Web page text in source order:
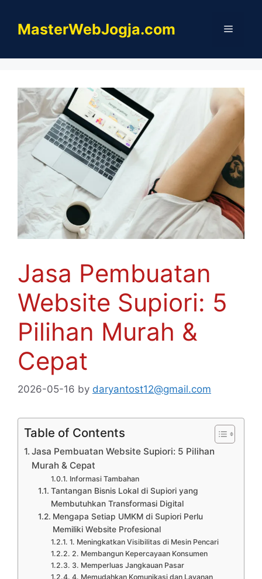
contentMasterWebJogja.com Menu
Jasa Pembuatan
Website Supiori: 5
Pilihan Murah &
Cepat
2026-05-16 by daryantost12@gmail.com
Table of Contents
Jasa Pembuatan Website Supiori: 5 Pilihan
Murah & Cepat
Informasi Tambahan
Tantangan Bisnis Lokal di Supiori yang
Membutuhkan Transformasi Digital
Mengapa Setiap UMKM di Supiori Perlu
Memiliki Website Profesional
1. Meningkatkan Visibilitas di Mesin Pencari
2. Membangun Kepercayaan Konsumen
3. Memperluas Jangkauan Pasar
4. Memudahkan Komunikasi dan Layanan